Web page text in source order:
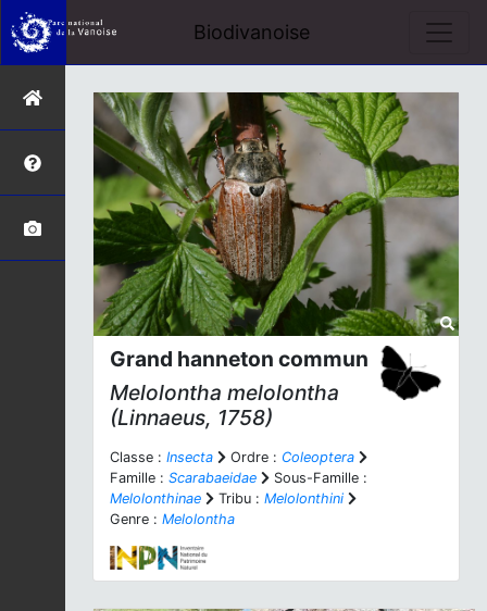
Biodivanoise
Grand hanneton commun
Melolontha melolontha
(Linnaeus, 1758)
Classe : Insecta Ordre : Coleoptera
Famille : Scarabaeidae
Sous-Famille :
Melolonthinae
Tribu : Melolonthini
Genre : Melolontha